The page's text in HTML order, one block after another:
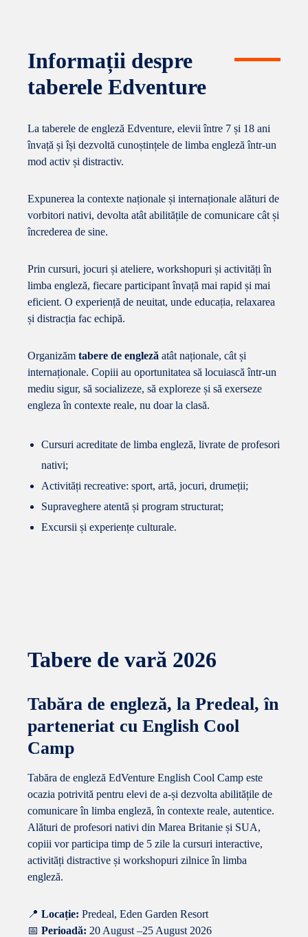
Informații despre
taberele Edventure
La taberele de engleză Edventure, elevii între 7 și 18 ani
învață și își dezvoltă cunoștințele de limba engleză într-un
mod activ și distractiv.
Expunerea la contexte naționale și internaționale alături de
vorbitori nativi, devolta atât abilitățile de comunicare cât și
încrederea de sine.
Prin cursuri, jocuri și ateliere, workshopuri și activități în
limba engleză, fiecare participant învață mai rapid și mai
eficient. O experiență de neuitat, unde educația, relaxarea
și distracția fac echipă.
Organizăm tabere de engleză atât naționale, cât și
internaționale. Copiii au oportunitatea să locuiască într-un
mediu sigur, să socializeze, să exploreze și să exerseze
engleza în contexte reale, nu doar la clasă.
Cursuri acreditate de limba engleză, livrate de profesori
nativi;
Activități recreative: sport, artă, jocuri, drumeții;
Supraveghere atentă și program structurat;
Excursii și experiențe culturale.
Tabere de vară 2026
Tabăra de engleză, la Predeal, în
parteneriat cu English Cool
Camp
Tabăra de engleză EdVenture English Cool Camp este
ocazia potrivită pentru elevi de a-și dezvolta abilitățile de
comunicare în limba engleză, în contexte reale, autentice.
Alături de profesori nativi din Marea Britanie și SUA,
copiii vor participa timp de 5 zile la cursuri interactive,
activități distractive și workshopuri zilnice în limba
engleză.
📍 Locație: Predeal, Eden Garden Resort
📅 Perioadă: 20 August –25 August 2026